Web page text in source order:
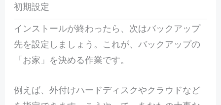
初期設定
インストールが終わったら、次はバックアップ
先を設定しましょう。これが、バックアップの
「お家」を決める作業です。
例えば、外付けハードディスクやクラウドなど